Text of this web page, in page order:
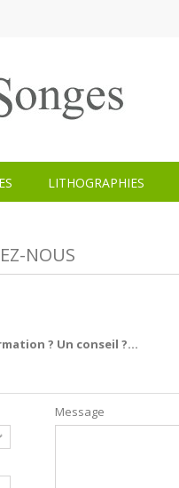
LITHOGRAPHIES
NOUS
? Un conseil ?...
Message